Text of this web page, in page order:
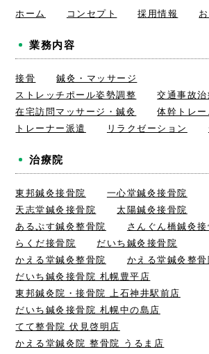
ホーム コンセプト 採用情報
業務内容
接骨
鍼灸・マッサージ
ストレッチポール姿勢調整
交通事故治
在宅訪問マッサージ・鍼灸
体幹トレ
トレーナー派遣
リラクゼーション
治療院
東邦鍼灸接骨院
一心堂鍼灸接骨院
天志堂鍼灸接骨院
太陽鍼灸接骨院
あるぷす鍼灸整骨院
さんぐん橋鍼灸接
らくだ接骨院
だいち鍼灸接骨院
かえる堂鍼灸整骨院
かえる堂鍼灸整
だいち鍼灸接骨院 札幌豊平店
東邦鍼灸院・接骨院 上石神井駅前店
だいち鍼灸接骨院 札幌中の島店
てて整骨院 伏見啓明店
かえる堂鍼灸院 整骨院 うるま店